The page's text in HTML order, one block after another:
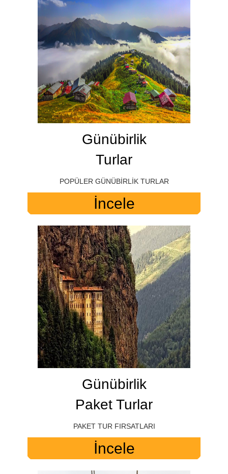
Günübirlik
Turlar
POPÜLER GÜNÜBİRLİK TURLAR
İncele
Günübirlik
Paket Turlar
PAKET TUR FIRSATLARI
İncele